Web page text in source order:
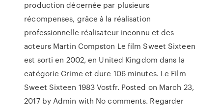
production décernée par plusieurs
récompenses, grâce à la réalisation
professionnelle réalisateur inconnu et des
acteurs Martin Compston Le film Sweet Sixteen
est sorti en 2002, en United Kingdom dans la
catégorie Crime et dure 106 minutes. Le Film
Sweet Sixteen 1983 Vostfr. Posted on March 23,
2017 by Admin with No comments. Regarder